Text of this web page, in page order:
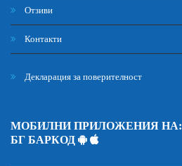
Отзиви
Контакти
Декларация за поверителност
МОБИЛНИ ПРИЛОЖЕНИЯ НА:
БГ БАРКОД